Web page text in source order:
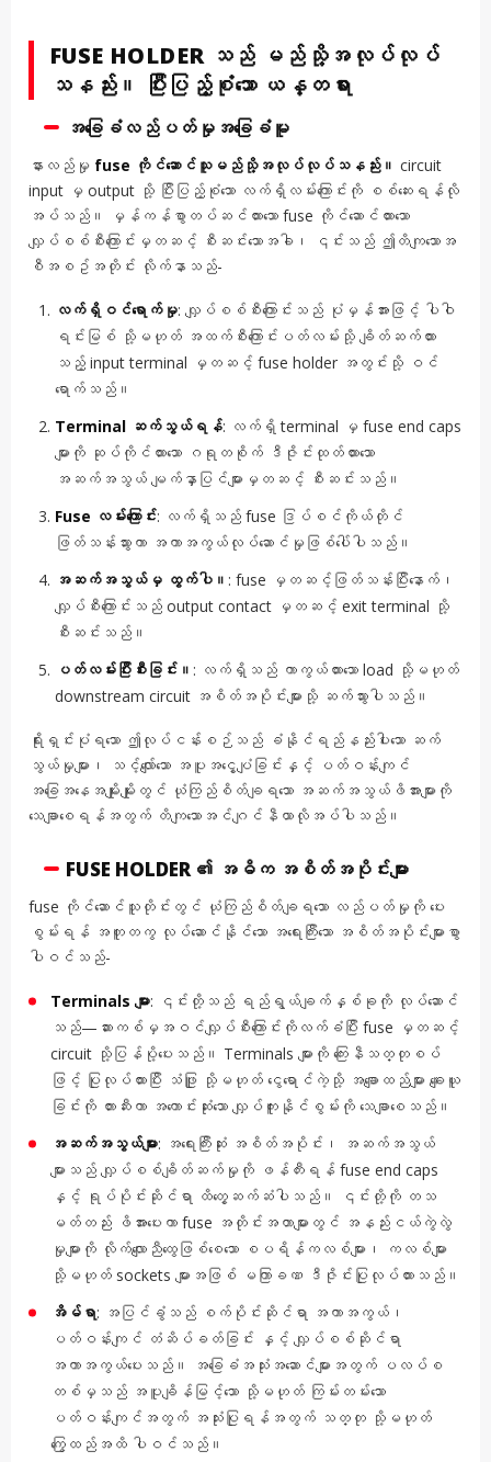
FUSE HOLDER သည် မည်သို့အလုပ်လုပ်
သနည်း။ ပြီးပြည့်စုံသော ယန္တရား
အခြေခံလည်ပတ်မှုအခြေခံမူ
နားလည်မှု fuse ကိုင်ဆောင်သူမည်သို့အလုပ်လုပ်သနည်း။ circuit
input မှ output သို့ ပြီးပြည့်စုံသော လက်ရှိလမ်းကြောင်းကို စစ်ဆေးရန်လို
အပ်သည်။ မှန်ကန်စွာတပ်ဆင်ထားသော fuse ကိုင်ဆောင်ထားသော
လျှပ်စစ်စီးကြောင်းမှတဆင့် စီးဆင်းသောအခါ၊ ၎င်းသည် ဤတိကျသောအ
စီအစဥ်အတိုင်း လိုက်နာသည်-
လက်ရှိဝင်ရောက်မှု: လျှပ်စစ်စီးကြောင်းသည် ပုံမှန်အားဖြင့် ပါဝါ
ရင်းမြစ် သို့မဟုတ် အထက်စီးကြောင်းပတ်လမ်းသို့ ချိတ်ဆက်ထား
သည့် input terminal မှတဆင့် fuse holder အတွင်းသို့ ဝင်
ရောက်သည်။
Terminal ဆက်သွယ်ရန်: လက်ရှိ terminal မှ fuse end caps
များကို ဆုပ်ကိုင်ထားသော ဂရုတစိုက် ဒီဇိုင်းထုတ်ထားသော
အဆက်အသွယ် မျက်နှာပြင်များမှတဆင့် စီးဆင်းသည်။
Fuse လမ်းကြောင်း: လက်ရှိသည် fuse ဒြပ်စင်ကိုယ်တိုင်
ဖြတ်သန်းသွားကာ အကာအကွယ်လုပ်ဆောင်မှုဖြစ်ပေါ်ပါသည်။
အဆက်အသွယ်မှ ထွက်ပါ။ : fuse မှတဆင့်ဖြတ်သန်းပြီးနောက်၊
လျှပ်စီးကြောင်းသည် output contact မှတဆင့် exit terminal သို့
စီးဆင်းသည်။
ပတ်လမ်းပြီးစီးခြင်း။ : လက်ရှိသည် ကာကွယ်ထားသော load သို့မဟုတ်
downstream circuit အစိတ်အပိုင်းများသို့ ဆက်သွားပါသည်။
ရိုးရှင်းပုံရသော ဤလုပ်ငန်းစဉ်သည် ခံနိုင်ရည်နည်းပါးသော ဆက်
သွယ်မှုများ၊ သင့်လျော်သော အပူအငွေ့ပျံခြင်းနှင့် ပတ်ဝန်းကျင်
အခြေအနေအမျိုးမျိုးတွင် ယုံကြည်စိတ်ချရသော အဆက်အသွယ်ဖိအားများကို
သေချာစေရန်အတွက် တိကျသောအင်ဂျင်နီယာလိုအပ်ပါသည်။
FUSE HOLDER ၏ အဓိက အစိတ်အပိုင်းများ
fuse ကိုင်ဆောင်သူတိုင်းတွင် ယုံကြည်စိတ်ချရသော လည်ပတ်မှုကို ပေး
စွမ်းရန် အတူတကွ လုပ်ဆောင်နိုင်သော အရေးကြီးသော အစိတ်အပိုင်းများစွာ
ပါဝင်သည်-
Terminals များ: ၎င်းတို့သည် ရည်ရွယ်ချက်နှစ်ခုကို လုပ်ဆောင်
သည်—ဆားကစ်မှအဝင်လျှပ်စီးကြောင်းကိုလက်ခံပြီး fuse မှတဆင့်
circuit သို့ပြန်ပို့ပေးသည်။ Terminals များကို ကြေးနီသတ္တုစပ်
ဖြင့် ပြုလုပ်ထားပြီး သံဖြူ သို့မဟုတ် ငွေရောင်ကဲ့သို့ အချောထည်များ ချေးယူ
ခြင်းကို တားဆီးကာ အကောင်းဆုံးသော လျှပ်ကူးနိုင်စွမ်းကို သေချာစေသည်။
အဆက်အသွယ်များ: အရေးကြီးဆုံး အစိတ်အပိုင်း၊ အဆက်အသွယ်
များသည် လျှပ်စစ်ချိတ်ဆက်မှုကို ဖန်တီးရန် fuse end caps
နှင့် ရုပ်ပိုင်းဆိုင်ရာ ထိတွေ့ဆက်ဆံပါသည်။ ၎င်းတို့ကို တသ
မတ်တည်း ဖိအားပေးကာ fuse အတိုင်းအတာများတွင် အနည်းငယ်ကွဲလွဲ
မှုများကို လိုက်လျောညီထွေဖြစ်စေသော စပရိန်ကလစ်များ၊ ကလစ်များ
သို့မဟုတ် sockets များအဖြစ် မကြာခဏ ဒီဇိုင်းပြုလုပ်ထားသည်။
အိမ်ရာ: အပြင်ခွံသည် စက်ပိုင်းဆိုင်ရာ အကာအကွယ်၊
ပတ်ဝန်းကျင် တံဆိပ်ခတ်ခြင်း နှင့် လျှပ်စစ်ဆိုင်ရာ
အကာအကွယ်ပေးသည်။ အခြေခံအသုံးအဆောင်များအတွက် ပလပ်စ
တစ်မှသည် အပူချိန်မြင့်သော သို့မဟုတ် ကြမ်းတမ်းသော
ပတ်ဝန်းကျင်အတွက် အသုံးပြုရန်အတွက် သတ္တု သို့မဟုတ်
ကြွေထည်အထိ ပါဝင်သည်။